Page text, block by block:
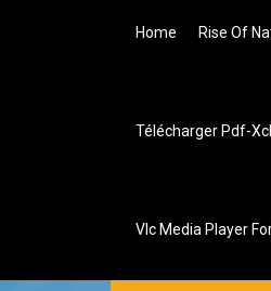
Home Rise Of
Télécharger Pdf-
Vlc Media Player